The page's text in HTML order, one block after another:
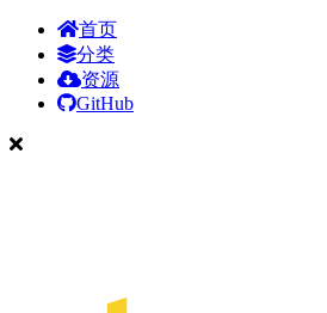
首页
分类
资源
GitHub